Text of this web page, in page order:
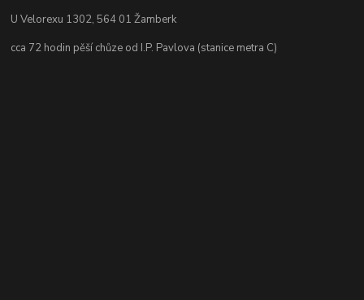
U Velorexu 1302, 564 01 Žamberk
cca 72 hodin pěší chůze od I.P. Pavlova (stanice metra C)